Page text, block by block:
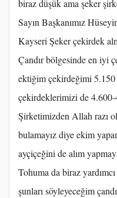
biraz düşük ama şeker
Sayın Başkanımız
Kayseri Şeker çekirdek
Çandır bölgesinde en iyi
ektiğim çekirdeğimi 5.150
çekirdeklerimizi de 4.600-
Şirketimizden Allah razı
bulamayız diye ekim
ayçiçeğini de alım
Tohuma da biraz
şunları söyleyeceğim